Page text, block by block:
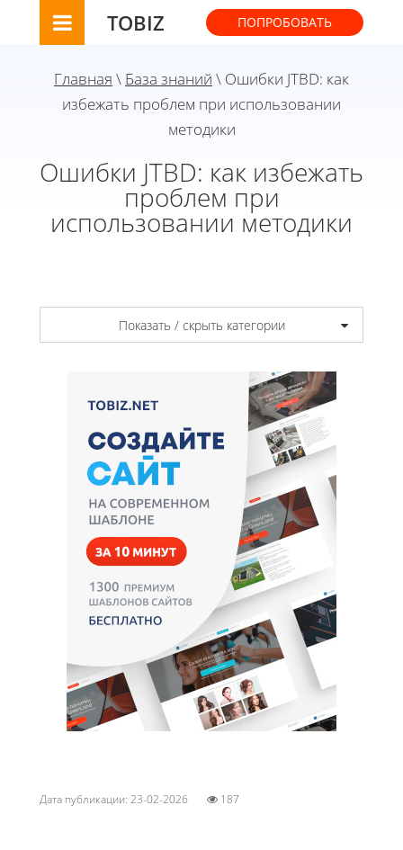
TOBIZ ПОПРОБОВАТЬ
Главная \ База знаний \ Ошибки JTBD: как
избежать проблем при использовании
методики
Ошибки JTBD: как избежать
проблем при
использовании методики
Показать / скрыть категории
Дата публикации: 23-02-2026 187